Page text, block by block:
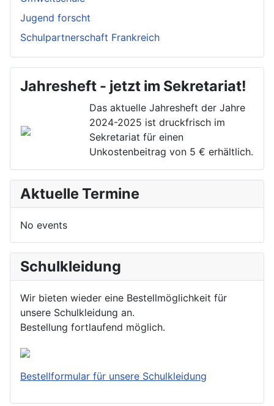
Jugend forscht
Schulpartnerschaft Frankreich
Jahresheft - jetzt im Sekretariat!
Das aktuelle Jahresheft der Jahre
2024-2025 ist druckfrisch im
Sekretariat für einen
Unkostenbeitrag von 5 € erhältlich.
Aktuelle Termine
No events
Schulkleidung
Wir bieten wieder eine Bestellmöglichkeit für
unsere Schulkleidung an.
Bestellung fortlaufend möglich.
Bestellformular für unsere Schulkleidung